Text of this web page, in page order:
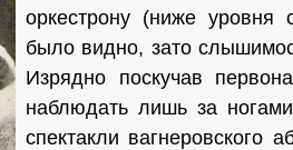
оркестрону (ниже уровня
было видно, зато
Изрядно поскучав
наблюдать лишь за
спектакли вагнеровского